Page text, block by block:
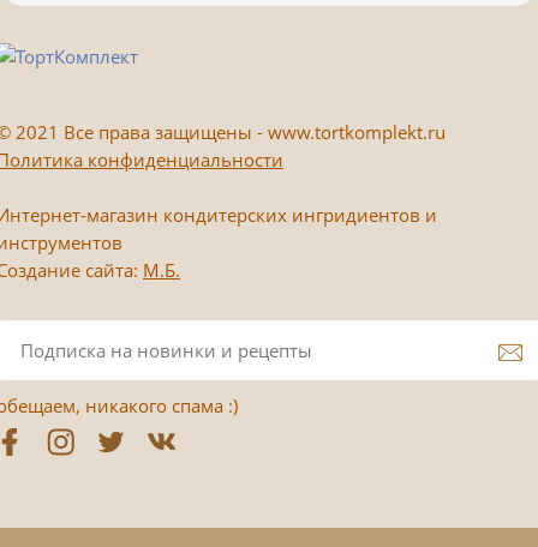
2021 Все права защищены - www.tortkomplekt.ru
конфиденциальности
магазин кондитерских ингридиентов и
сайта: М.Б.
никакого спама :)